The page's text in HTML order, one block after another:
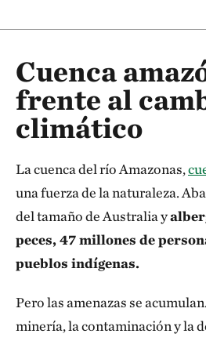
Cuenca
frente al
climático
La cuenca del río Amazonas,
una fuerza de la naturaleza.
del tamaño de Australia y
peces, 47 millones de
pueblos indígenas.
Pero las amenazas se
minería, la contaminación y la